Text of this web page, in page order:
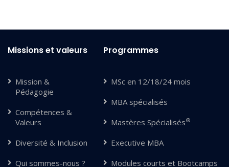
Missions et valeurs
Mission &
Pédagogie
Compétences &
Valeurs
Diversité & Inclusion
Qui sommes-nous ?
Programmes
MSc en 12/18/24 mois
MBA spécialisés
Mastères Spécialisés®
Executive MBA
Modules courts et Bootcamps